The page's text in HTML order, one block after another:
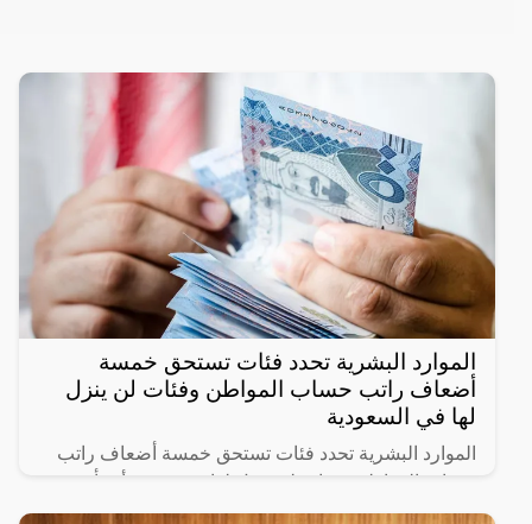
الموارد البشرية تحدد فئات تستحق خمسة
أضعاف راتب حساب المواطن وفئات لن ينزل
لها في السعودية
الموارد البشرية تحدد فئات تستحق خمسة أضعاف راتب
حساب المواطن وفئات لن ينزل لها دعم حيث أنشأت
الحكومة السعودية برنامج حساب المواطن لحماية الأسر